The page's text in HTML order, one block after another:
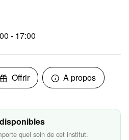
- 17:00
Offrir A propos
quel soin de cet institut.